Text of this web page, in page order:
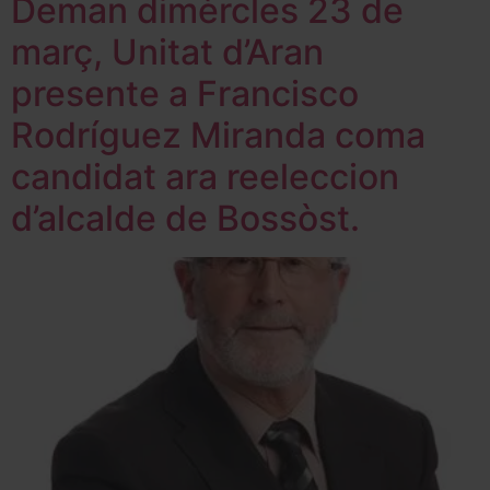
Deman dimèrcles 23 de
març, Unitat d’Aran
presente a Francisco
Rodríguez Miranda coma
candidat ara reeleccion
d’alcalde de Bossòst.